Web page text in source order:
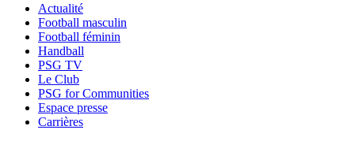
Actualité
Football masculin
Football féminin
Handball
PSG TV
Le Club
PSG for Communities
Espace presse
Carrières